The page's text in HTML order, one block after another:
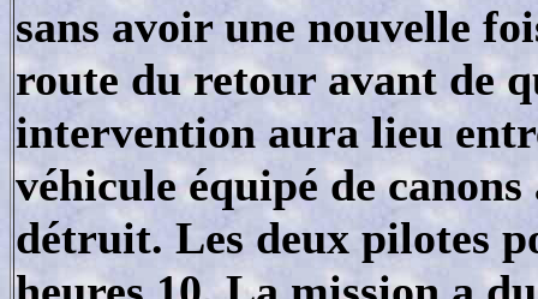
sans avoir une nouvelle
route du retour avant de
intervention aura lieu
véhicule équipé de
détruit. Les deux pilotes